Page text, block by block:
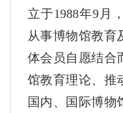
立于1988年9月
从事博物馆教育
体会员自愿结合
馆教育理论、推
国内、国际博物